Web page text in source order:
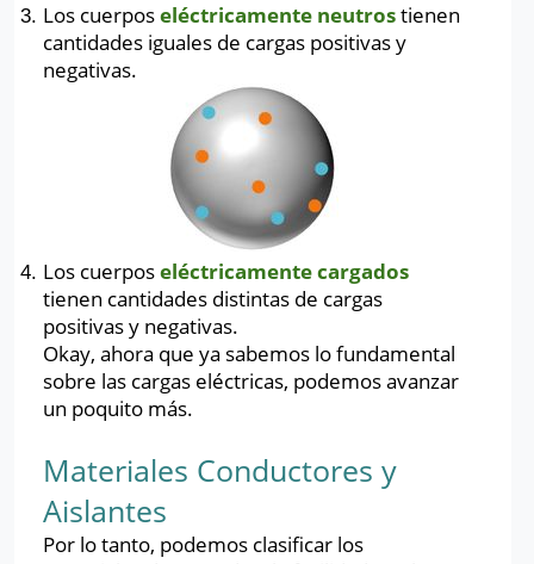
Los cuerposeléctricamente neutrostienen
cantidades iguales de cargas positivas y
negativas.
Los cuerposeléctricamente cargados
tienen cantidades distintas de cargas
positivas y negativas.
Okay, ahora que ya sabemos lo fundamental
sobre las cargas eléctricas, podemos avanzar
un poquito más.
Materiales Conductores y
Aislantes
Por lo tanto, podemos clasificar los